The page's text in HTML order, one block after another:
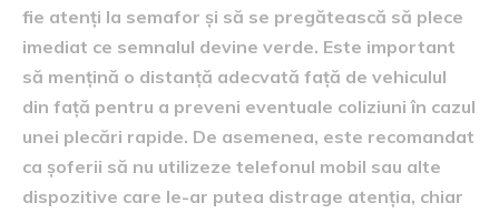
fie atenți la semafor și să se pregătească să plece
imediat ce semnalul devine verde. Este important
să mențină o distanță adecvată față de vehiculul
din față pentru a preveni eventuale coliziuni în cazul
unei plecări rapide. De asemenea, este recomandat
ca șoferii să nu utilizeze telefonul mobil sau alte
dispozitive care le-ar putea distrage atenția, chiar